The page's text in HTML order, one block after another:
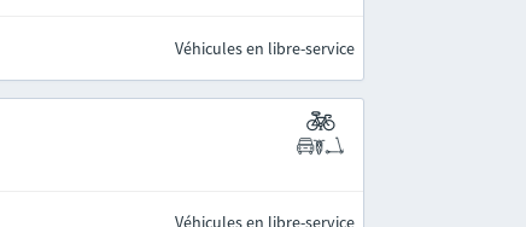
Véhicules en libre-service
Véhicules en libre-service